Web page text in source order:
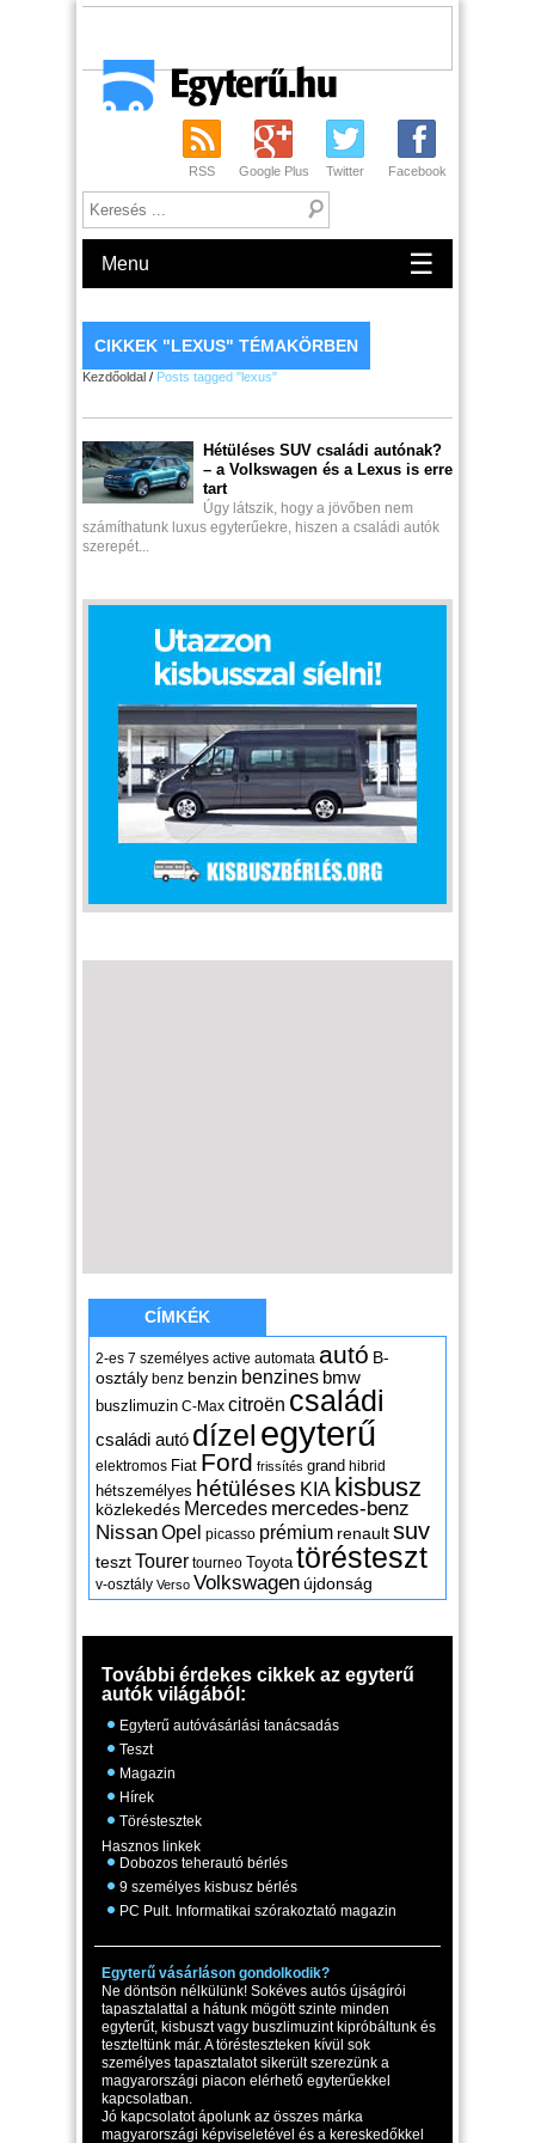
RSS Google Plus Twitter Facebook
Menu ☰
CIKKEK "LEXUS" TÉMAKÖRBEN
Kezdőoldal / Posts tagged "lexus"
Hétüléses SUV családi autónak?
– a Volkswagen és a Lexus is erre
tart
Úgy látszik, hogy a jövőben nem
számíthatunk luxus egyterűekre, hiszen a családi autók
szerepét...
CÍMKÉK
2-es 7 személyes active automata autó B-
osztály benz benzin benzines bmw
buszlimuzin C-Max citroën családi
családi autó dízel egyterű
elektromos Fiat Ford frissítés grand hibrid
hétszemélyes hétüléses KIA kisbusz
közlekedés Mercedes mercedes-benz
NissanOpel picasso prémium renaultsuv
tesztTourer tourneo Toyota törésteszt
v-osztály Verso Volkswagen újdonság
További érdekes cikkek az egyterű
autók világából:
Egyterű autóvásárlási tanácsadás
Teszt
Magazin
Hírek
Töréstesztek
Hasznos linkek
Dobozos teherautó bérlés
9 személyes kisbusz bérlés
PC Pult. Informatikai szórakoztató magazin
Egyterű vásárláson gondolkodik?
Ne döntsön nélkülünk! Sokéves autós újságírói
tapasztalattal a hátunk mögött szinte minden
egyterűt, kisbuszt vagy buszlimuzint kipróbáltunk és
teszteltünk már. A törésteszteken kívül sok
személyes tapasztalatot sikerült szerezünk a
magyarországi piacon elérhető egyterűekkel
kapcsolatban.
Jó kapcsolatot ápolunk az összes márka
magyarországi képviseletével és a kereskedőkkel